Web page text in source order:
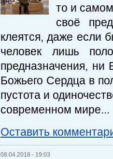
то и
своё
клеятся, даже если
человек лишь
предназначения,
Божьего Сердца в
пустота и
современном мире...
Оставить
08.04.2018 - 19:03